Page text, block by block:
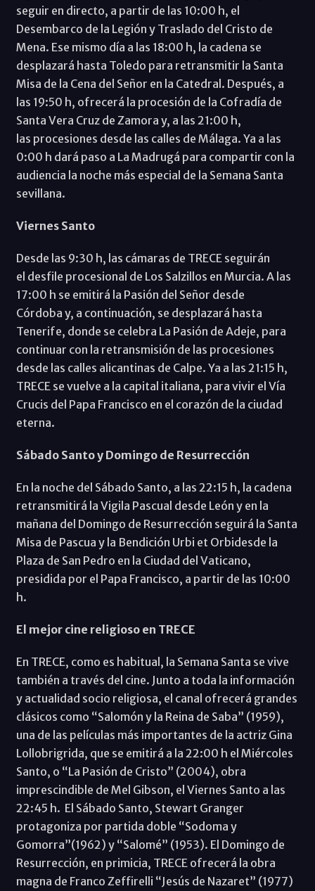
seguir en directo, a partir de las 10:00 h, el
Desembarco de la Legión y Traslado del Cristo de
Mena. Ese mismo día a las 18:00 h, la cadena se
desplazará hasta Toledo para retransmitir la Santa
Misa de la Cena del Señor en la Catedral. Después, a
las 19:50 h, ofrecerá la procesión de la Cofradía de
Santa Vera Cruz de Zamora y, a las 21:00 h,
las procesiones desde las calles de Málaga. Ya a las
0:00 h dará paso a La Madrugá para compartir con la
audiencia la noche más especial de la Semana Santa
sevillana.
Viernes Santo
Desde las 9:30 h, las cámaras de TRECE seguirán
el desfile procesional de Los Salzillos en Murcia. A las
17:00 h se emitirá la Pasión del Señor desde
Córdoba y, a continuación, se desplazará hasta
Tenerife, donde se celebra La Pasión de Adeje, para
continuar con la retransmisión de las procesiones
desde las calles alicantinas de Calpe. Ya a las 21:15 h,
TRECE se vuelve a la capital italiana, para vivir el Vía
Crucis del Papa Francisco en el corazón de la ciudad
eterna.
Sábado Santo y Domingo de Resurrección
En la noche del Sábado Santo, a las 22:15 h, la cadena
retransmitirá la Vigila Pascual desde León y en la
mañana del Domingo de Resurrección seguirá la Santa
Misa de Pascua y la Bendición Urbi et Orbidesde la
Plaza de San Pedro en la Ciudad del Vaticano,
presidida por el Papa Francisco, a partir de las 10:00
h.
El mejor cine religioso en TRECE
En TRECE, como es habitual, la Semana Santa se vive
también a través del cine. Junto a toda la información
y actualidad socio religiosa, el canal ofrecerá grandes
clásicos como “Salomón y la Reina de Saba” (1959),
una de las películas más importantes de la actriz Gina
Lollobrigrida, que se emitirá a la 22:00 h el Miércoles
Santo, o “La Pasión de Cristo” (2004), obra
imprescindible de Mel Gibson, el Viernes Santo a las
22:45 h. El Sábado Santo, Stewart Granger
protagoniza por partida doble “Sodoma y
Gomorra”(1962) y “Salomé” (1953). El Domingo de
Resurrección, en primicia, TRECE ofrecerá la obra
magna de Franco Zeffirelli “Jesús de Nazaret” (1977)